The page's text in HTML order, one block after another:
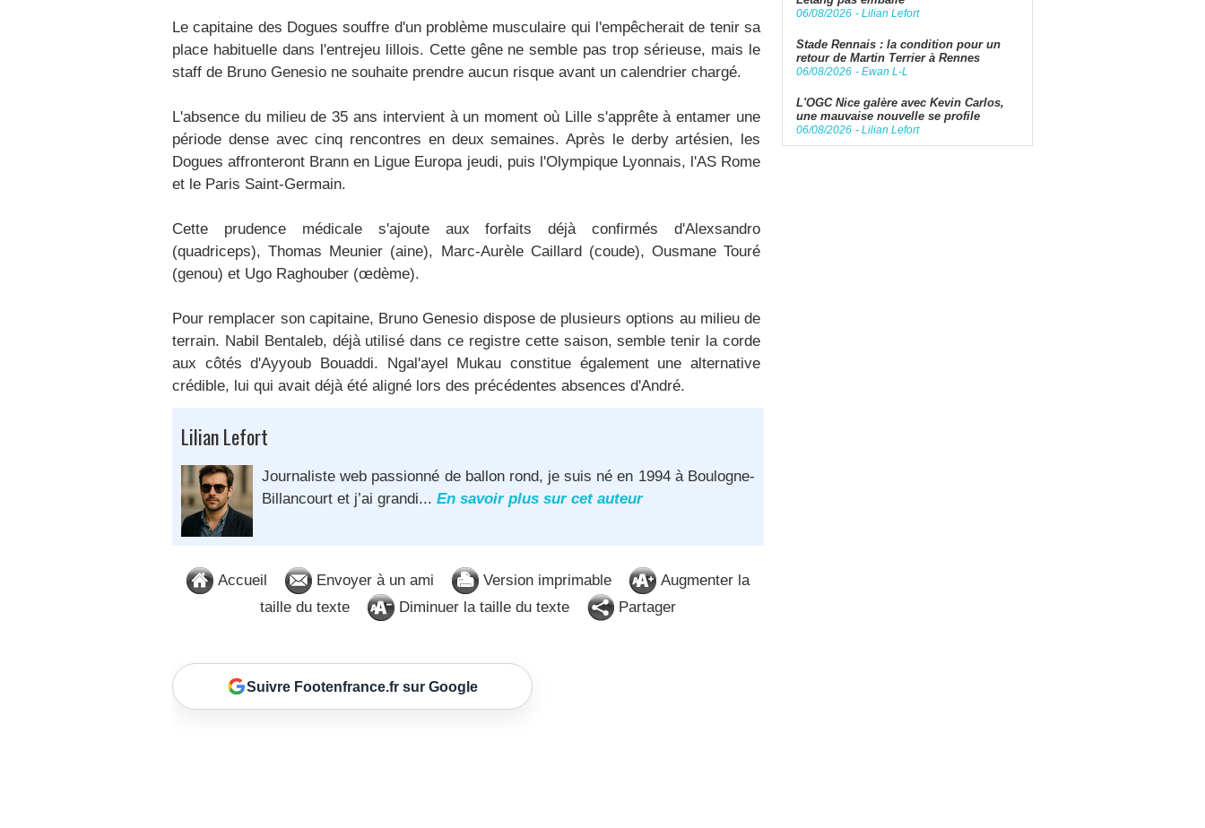
Le capitaine des Dogues souffre d'un problème musculaire qui l'empêcherait de tenir sa
place habituelle dans l'entrejeu lillois. Cette gêne ne semble pas trop sérieuse, mais le
staff de Bruno Genesio ne souhaite prendre aucun risque avant un calendrier chargé.
L'absence du milieu de 35 ans intervient à un moment où Lille s'apprête à entamer une
période dense avec cinq rencontres en deux semaines. Après le derby artésien, les
Dogues affronteront Brann en Ligue Europa jeudi, puis l'Olympique Lyonnais, l'AS Rome
et le Paris Saint-Germain.
Cette prudence médicale s'ajoute aux forfaits déjà confirmés d'Alexsandro
(quadriceps), Thomas Meunier (aine), Marc-Aurèle Caillard (coude), Ousmane Touré
(genou) et Ugo Raghouber (œdème).
Pour remplacer son capitaine, Bruno Genesio dispose de plusieurs options au milieu de
terrain. Nabil Bentaleb, déjà utilisé dans ce registre cette saison, semble tenir la corde
aux côtés d'Ayyoub Bouaddi. Ngal'ayel Mukau constitue également une alternative
crédible, lui qui avait déjà été aligné lors des précédentes absences d'André.
Lilian Lefort
Journaliste web passionné de ballon rond, je suis né en 1994 à Boulogne-
Billancourt et j’ai grandi... En savoir plus sur cet auteur
Accueil Envoyer à un ami Version imprimable
Augmenter la
taille du texte
Diminuer la taille du texte Partager
Suivre Footenfrance.fr sur Google
06/08/2026 - Lilian Lefort
Stade Rennais : la condition pour un
retour de Martin Terrier à Rennes
06/08/2026 - Ewan L-L
L'OGC Nice galère avec Kevin Carlos,
une mauvaise nouvelle se profile
06/08/2026 - Lilian Lefort